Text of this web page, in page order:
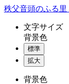
コ
秩父音頭のふる
文字サイズ
背景色
標準
拡大
背景色